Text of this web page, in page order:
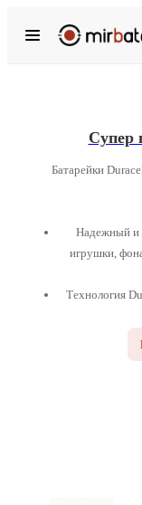
Cупер
Батарейки
Надежный и
игрушки,
Технология